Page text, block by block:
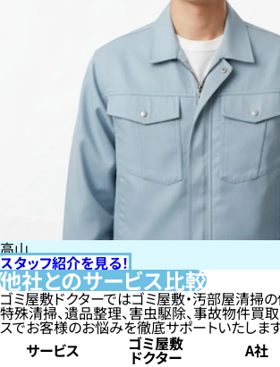
高山
スタッフ紹介を見る！
他社とのサービス比較
ゴミ屋敷ドクターではゴミ屋敷・汚部屋清掃
特殊清掃、遺品整理、害虫駆除、事故物件買
スでお客様のお悩みを徹底サポートいたします
サービス
ゴミ屋敷
ドクター A社